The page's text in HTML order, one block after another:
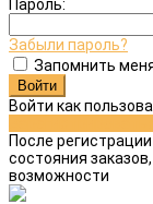
Пароль:
Забыли пароль?
Запомнить
Войти как
После
состояния
возможности